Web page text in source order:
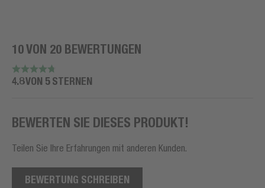
10 VON 20 BEWERTUNGEN
4.8 VON 5 STERNEN
BEWERTEN SIE DIESES PRODUKT!
Teilen Sie Ihre Erfahrungen mit anderen Kunden.
BEWERTUNG SCHREIBEN